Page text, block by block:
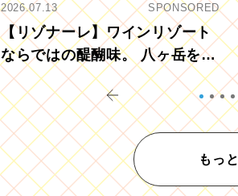
2026.07.13 SPONSORED
【リゾナーレ】ワインリゾート
ならではの醍醐味。 八ヶ岳を望
むブドウ畑でアペロ
もっ